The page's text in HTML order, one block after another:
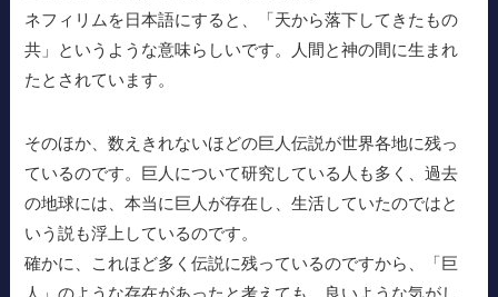
ネフィリムを日本語にすると、「天から落下してきたもの
共」というような意味らしいです。人間と神の間に生まれ
たとされています。
そのほか、数えきれないほどの巨人伝説が世界各地に残っ
ているのです。巨人について研究している人も多く、過去
の地球には、本当に巨人が存在し、生活していたのではと
いう説も浮上しているのです。
確かに、これほど多く伝説に残っているのですから、「巨
人」のような存在があったと考えても、良いような気がし